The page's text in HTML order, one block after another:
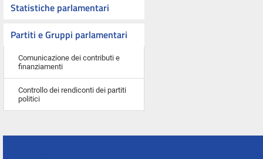
Statistiche parlamentari
Partiti e Gruppi parlamentari
Comunicazione dei contributi e
finanziamenti
Controllo dei rendiconti dei partiti
politici